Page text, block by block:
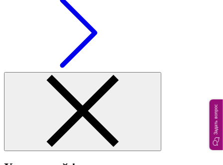
Задать вопрос